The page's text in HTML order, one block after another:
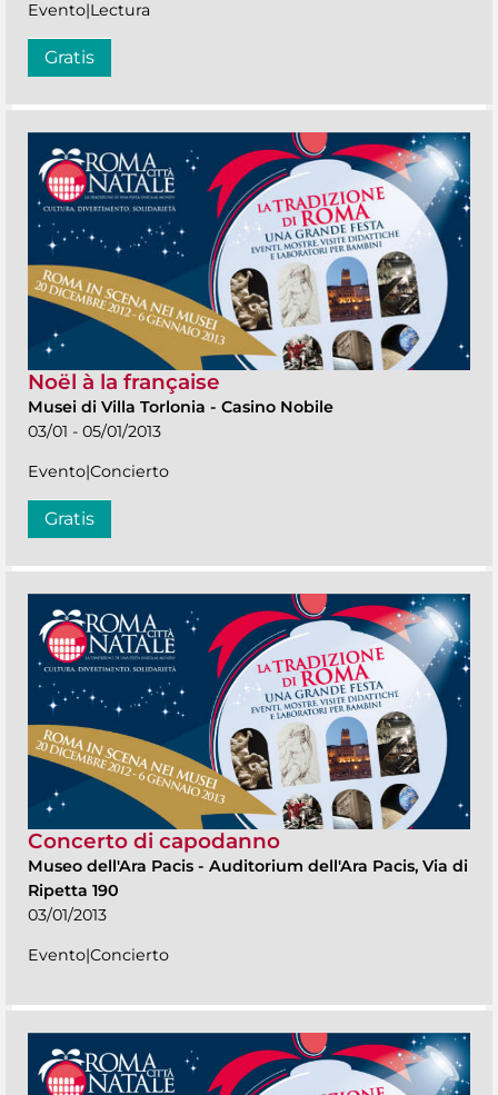
Evento|Lectura
Gratis
Noël à la française
Musei di Villa Torlonia - Casino Nobile
03/01 - 05/01/2013
Evento|Concierto
Gratis
Concerto di capodanno
Museo dell'Ara Pacis - Auditorium dell'Ara Pacis, Via di
Ripetta 190
03/01/2013
Evento|Concierto